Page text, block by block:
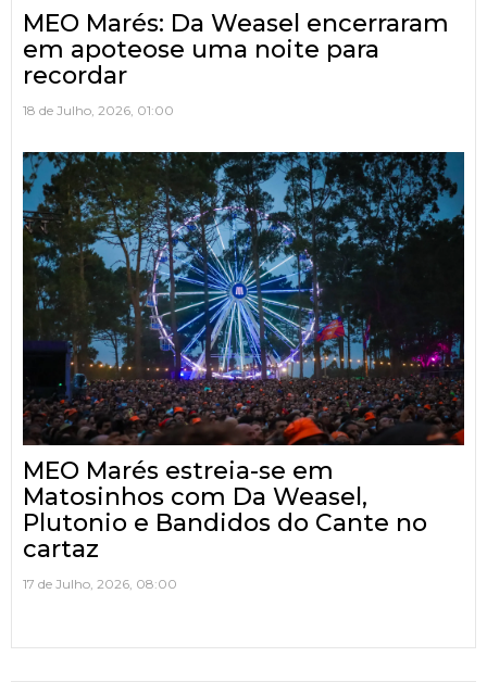
MEO Marés: Da Weasel encerraram
em apoteose uma noite para
recordar
18 de Julho, 2026, 01:00
MEO Marés estreia-se em
Matosinhos com Da Weasel,
Plutonio e Bandidos do Cante no
cartaz
17 de Julho, 2026, 08:00